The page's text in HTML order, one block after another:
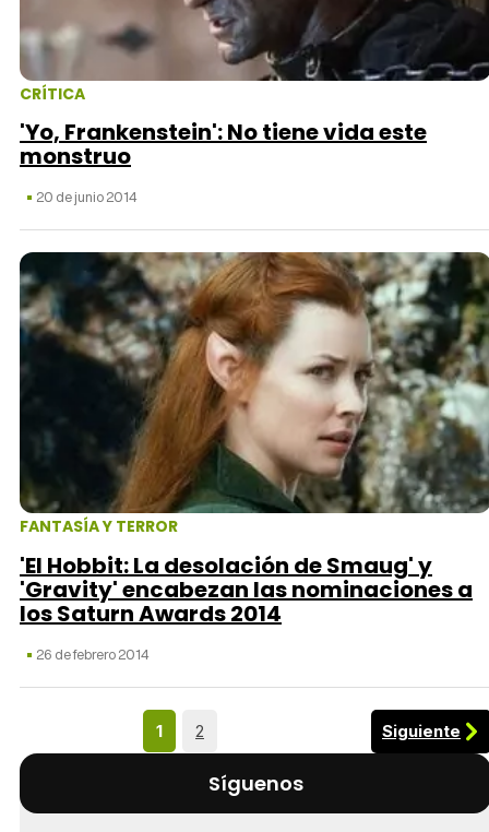
CRÍTICA
'Yo, Frankenstein': No tiene vida este
monstruo
20 de junio 2014
FANTASÍA Y TERROR
'El Hobbit: La desolación de Smaug' y
'Gravity' encabezan las nominaciones a
los Saturn Awards 2014
26 de febrero 2014
1 2 Siguiente
Síguenos